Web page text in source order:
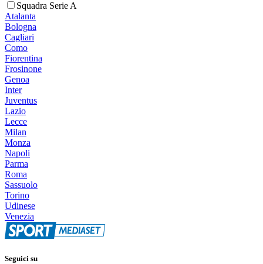
Squadra Serie A
Atalanta
Bologna
Cagliari
Como
Fiorentina
Frosinone
Genoa
Inter
Juventus
Lazio
Lecce
Milan
Monza
Napoli
Parma
Roma
Sassuolo
Torino
Udinese
Venezia
Seguici su